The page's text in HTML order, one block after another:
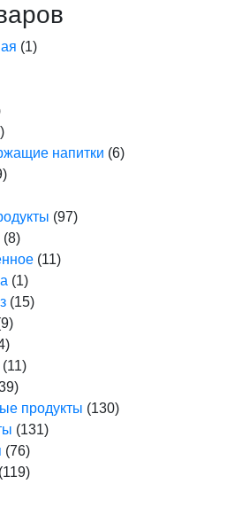
(1)
напитки (6)
(97)
(8)
(11)
(1)
(15)
(11)
продукты (130)
(131)
(76)
(119)